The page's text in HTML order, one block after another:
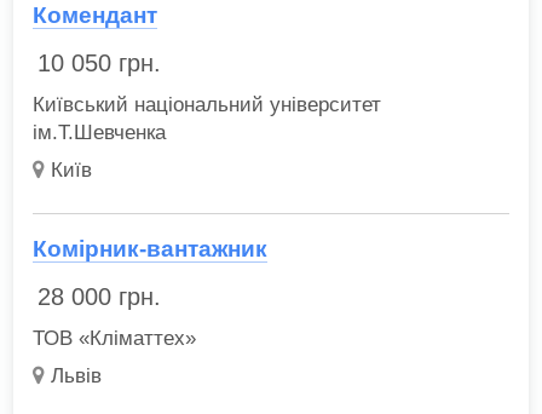
Комендант
10 050 грн.
Київський національний університет
ім.Т.Шевченка
Київ
Комірник-вантажник
28 000 грн.
ТОВ «Кліматтех»
Львів